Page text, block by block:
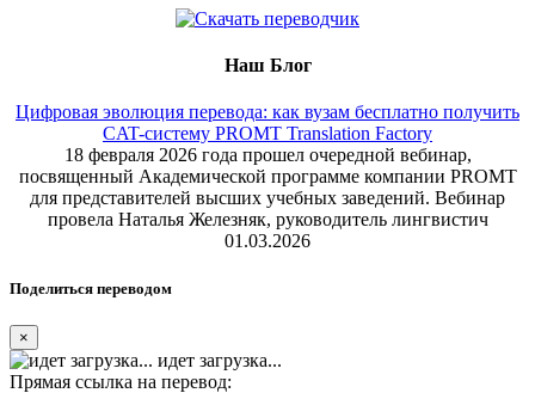
Наш Блог
Цифровая эволюция перевода: как вузам бесплатно получить
CAT-систему PROMT Translation Factory
18 февраля 2026 года прошел очередной вебинар,
посвященный Академической программе компании PROMT
для представителей высших учебных заведений. Вебинар
провела Наталья Железняк, руководитель лингвистич
01.03.2026
Поделиться переводом
×
идет загрузка...
Прямая ссылка на перевод: